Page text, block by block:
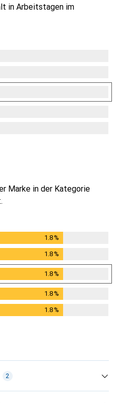
in Arbeitstagen im
Marke in der Kategorie
1.8%
1.8%
1.8%
1.8%
1.8%
2